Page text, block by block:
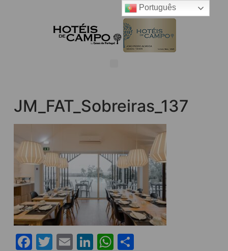
JM_FAT_Sobreiras_137
Facebook
Twitter
EmailLinkedIn
WhatsApp
Português